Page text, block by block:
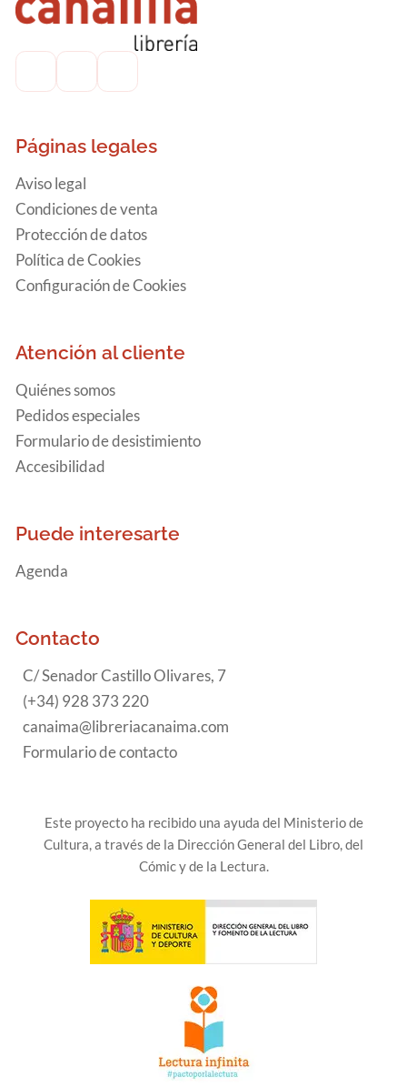
Páginas legales
Aviso legal
Condiciones de venta
Protección de datos
Política de Cookies
Configuración de Cookies
Atención al cliente
Quiénes somos
Pedidos especiales
Formulario de desistimiento
Accesibilidad
Puede interesarte
Agenda
Contacto
C/ Senador Castillo Olivares, 7
(+34) 928 373 220
canaima@libreriacanaima.com
Formulario de contacto
Este proyecto ha recibido una ayuda del Ministerio de
Cultura, a través de la Dirección General del Libro, del
Cómic y de la Lectura.